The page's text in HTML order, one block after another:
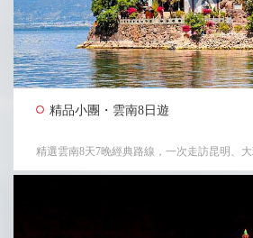
精品小團・雲南8日遊
精選雲南8天7晚經典路線，一次走訪昆明、